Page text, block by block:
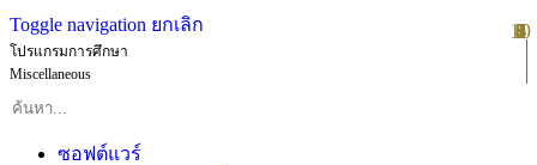
Toggle navigation ยกเลิก
โปรแกรมการศึกษา
Miscellaneous
ซอฟต์แวร์
1
2
3
4
5
6
7
8
9
10